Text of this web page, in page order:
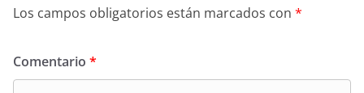
Los campos obligatorios están marcados con *
Comentario *